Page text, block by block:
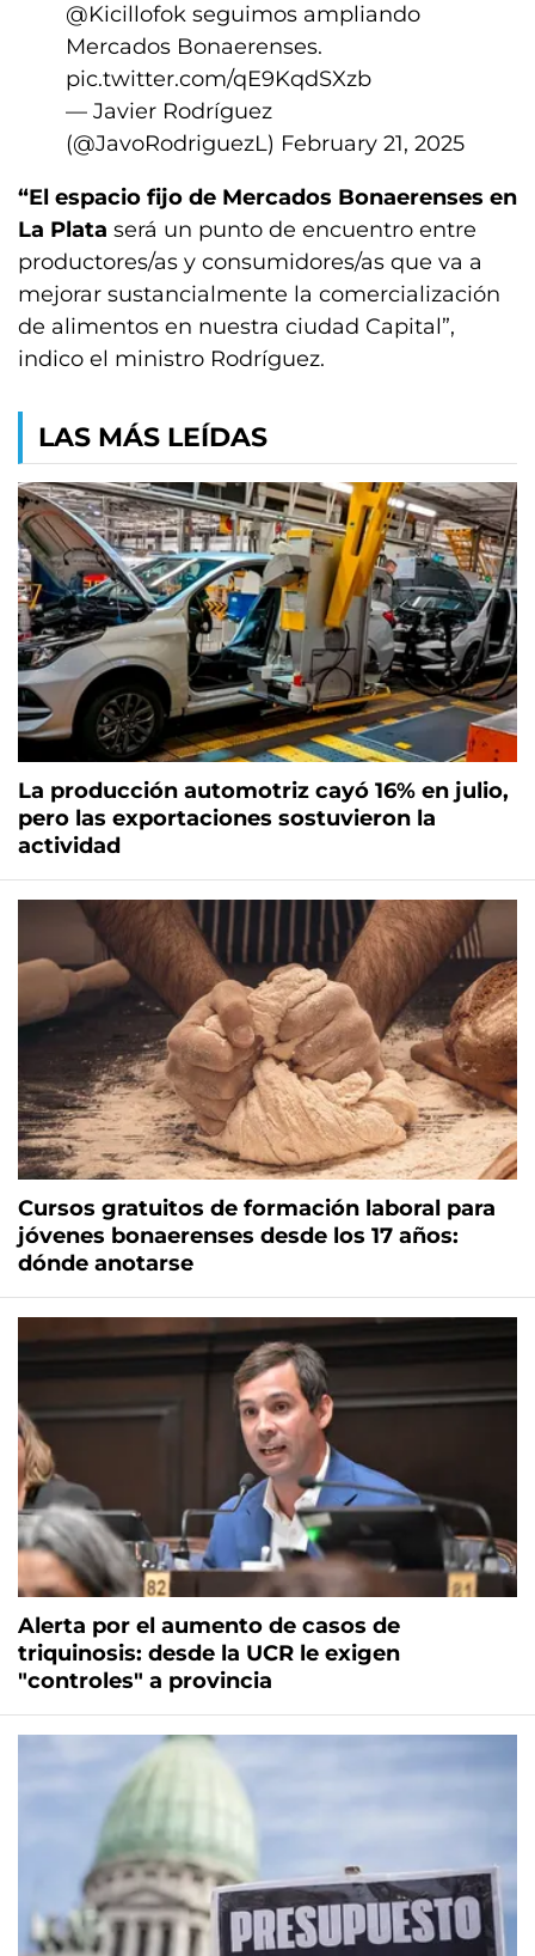
@Kicillofok seguimos ampliando
Mercados Bonaerenses.
pic.twitter.com/qE9KqdSXzb
— Javier Rodríguez
(@JavoRodriguezL) February 21, 2025
“El espacio fijo de Mercados Bonaerenses en
La Plata será un punto de encuentro entre
productores/as y consumidores/as que va a
mejorar sustancialmente la comercialización
de alimentos en nuestra ciudad Capital”,
indico el ministro Rodríguez.
LAS MÁS LEÍDAS
La producción automotriz cayó 16% en julio,
pero las exportaciones sostuvieron la
actividad
Cursos gratuitos de formación laboral para
jóvenes bonaerenses desde los 17 años:
dónde anotarse
Alerta por el aumento de casos de
triquinosis: desde la UCR le exigen
"controles" a provincia